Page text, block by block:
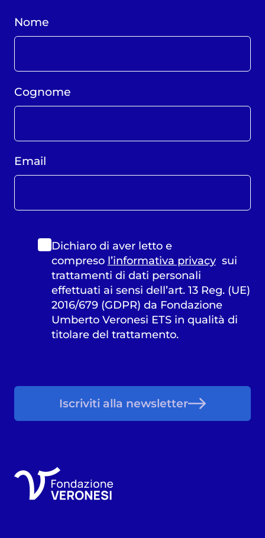
Nome
Cognome
Email
Dichiaro di aver letto e
compreso l’informativa privacysui
trattamenti di dati personali
effettuati ai sensi dell’art. 13 Reg. (UE)
2016/679 (GDPR) da Fondazione
Umberto Veronesi ETS in qualità di
titolare del trattamento.
Iscriviti alla newsletter